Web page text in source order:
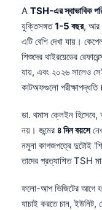
A TSH-এর স্বাভাবিক
যুক্তিসঙ্গত1-5 বছর, আর
এটি বেশি দেখা যায়।
শিশুদের থাইরয়েডের
যায়, এবং ২০২৬ সালেও সেই
কাটঅফগুলো
ডা. থমাস ক্লেইন হিসেবে,
নয়। জন্মের ৪ দিন বয়সে
নমুনা কাগজপত্রে দুটোই
তাদের প্রত্যাশিত TSH
ফলো-আপ ভিজিটের আগে
যাচাই করতে চান, ইউনিট,